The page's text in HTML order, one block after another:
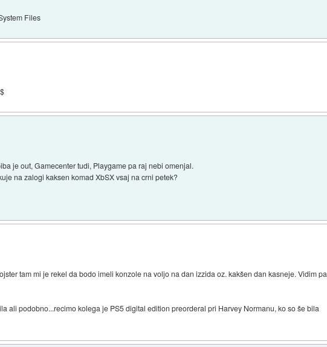
Files
je out, Gamecenter tudi, Playgame pa raj nebi omenjal.
na zalogi kaksen komad XbSX vsaj na crni petek?
tam mi je rekel da bodo imeli konzole na voljo na dan izzida oz. kakšen dan kasneje. Vidim pa
ali podobno...recimo kolega je PS5 digital edition preorderal pri Harvey Normanu, ko so še bila